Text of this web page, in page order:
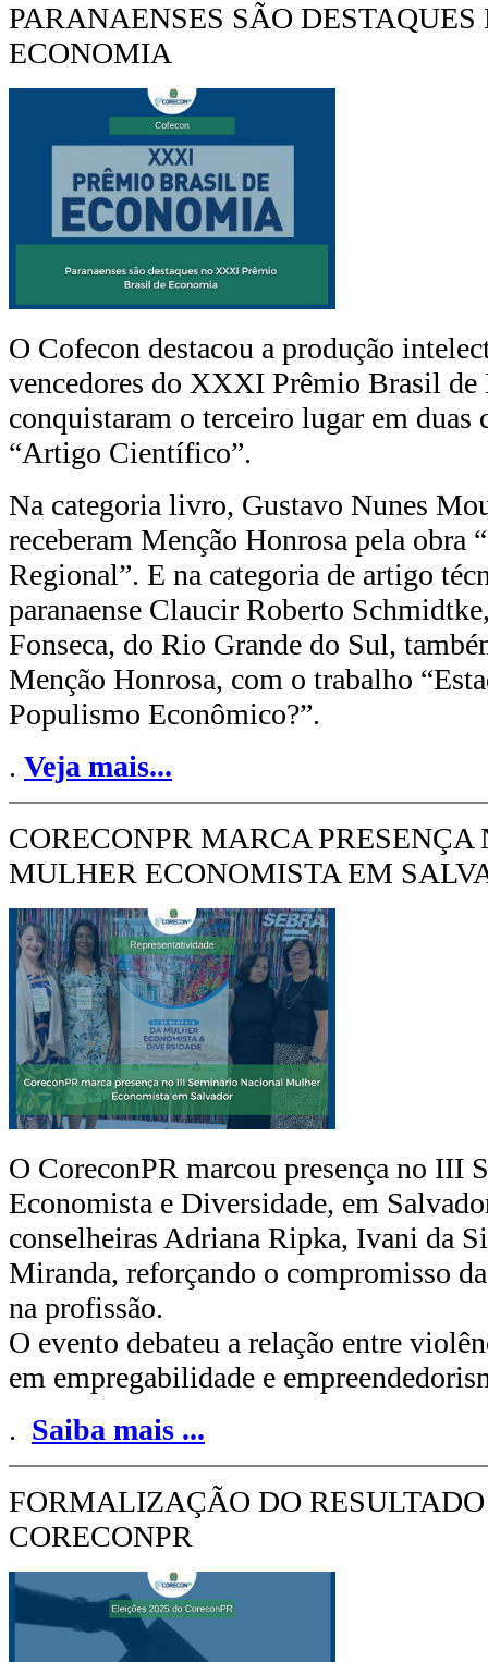
PARANAENSES SÃO
ECONOMIA
O Cofecon destacou a produção
vencedores do XXXI Prêmio Brasil
conquistaram o terceiro lugar em
“Artigo Científico”.
Na categoria livro, Gustavo Nunes
receberam Menção Honrosa pela obra
Regional”. E na categoria de artigo
paranaense Claucir Roberto
Fonseca, do Rio Grande do Sul,
Menção Honrosa, com o trabalho
Populismo Econômico?”.
. Veja mais...
CORECONPR MARCA
MULHER ECONOMISTA EM
O CoreconPR marcou presença no III
Economista e Diversidade, em
conselheiras Adriana Ripka, Ivani da
Miranda, reforçando o compromisso
na profissão.
O evento debateu a relação entre
em empregabilidade e
. Saiba mais ...
FORMALIZAÇÃO DO
CORECONPR